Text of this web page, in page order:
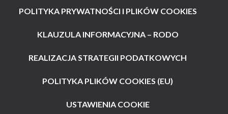
POLITYKA PRYWATNOŚCI I PLIKÓW COOKIES
KLAUZULA INFORMACYJNA – RODO
REALIZACJA STRATEGII PODATKOWYCH
POLITYKA PLIKÓW COOKIES (EU)
USTAWIENIA COOKIE